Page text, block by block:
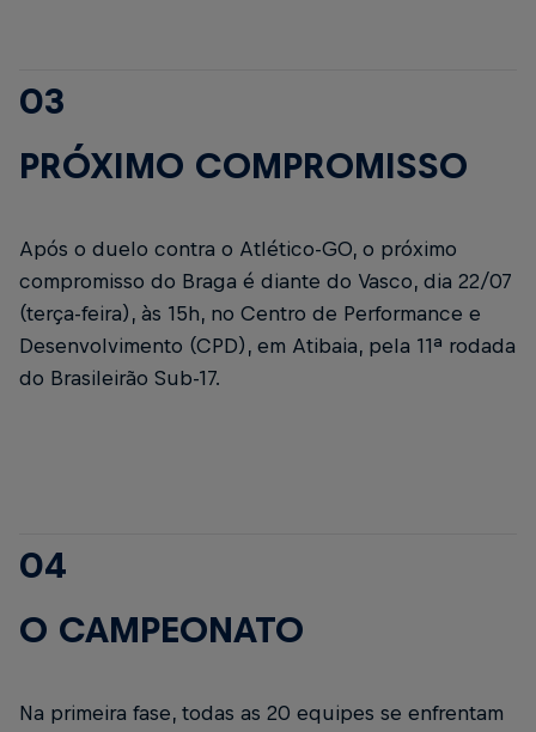
03
PRÓXIMO COMPROMISSO
Após o duelo contra o Atlético-GO, o próximo
compromisso do Braga é diante do Vasco, dia 22/07
(terça-feira), às 15h, no Centro de Performance e
Desenvolvimento (CPD), em Atibaia, pela 11ª rodada
do Brasileirão Sub-17.
04
O CAMPEONATO
Na primeira fase, todas as 20 equipes se enfrentam